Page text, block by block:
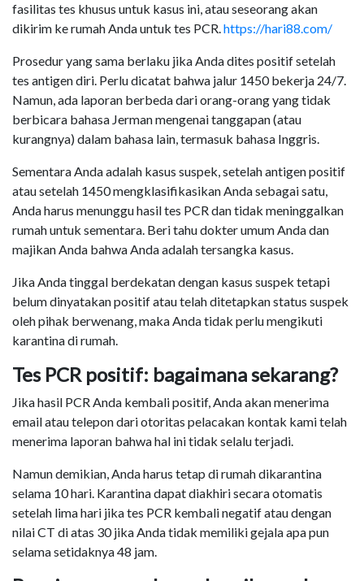
fasilitas tes khusus untuk kasus ini, atau seseorang akan
dikirim ke rumah Anda untuk tes PCR.https://hari88.com/
Prosedur yang sama berlaku jika Anda dites positif setelah
tes antigen diri. Perlu dicatat bahwa jalur 1450 bekerja 24/7.
Namun, ada laporan berbeda dari orang-orang yang tidak
berbicara bahasa Jerman mengenai tanggapan (atau
kurangnya) dalam bahasa lain, termasuk bahasa Inggris.
Sementara Anda adalah kasus suspek, setelah antigen positif
atau setelah 1450 mengklasifikasikan Anda sebagai satu,
Anda harus menunggu hasil tes PCR dan tidak meninggalkan
rumah untuk sementara. Beri tahu dokter umum Anda dan
majikan Anda bahwa Anda adalah tersangka kasus.
Jika Anda tinggal berdekatan dengan kasus suspek tetapi
belum dinyatakan positif atau telah ditetapkan status suspek
oleh pihak berwenang, maka Anda tidak perlu mengikuti
karantina di rumah.
Tes PCR positif: bagaimana sekarang?
Jika hasil PCR Anda kembali positif, Anda akan menerima
email atau telepon dari otoritas pelacakan kontak kami telah
menerima laporan bahwa hal ini tidak selalu terjadi.
Namun demikian, Anda harus tetap di rumah dikarantina
selama 10 hari. Karantina dapat diakhiri secara otomatis
setelah lima hari jika tes PCR kembali negatif atau dengan
nilai CT di atas 30 jika Anda tidak memiliki gejala apa pun
selama setidaknya 48 jam.